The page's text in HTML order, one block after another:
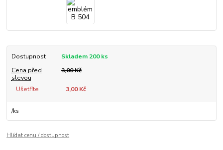
Dostupnost
Skladem 200 ks
Cena před
slevou
3,00 Kč
Ušetříte 3,00 Kč
/ks
Hlídat cenu / dostupnost